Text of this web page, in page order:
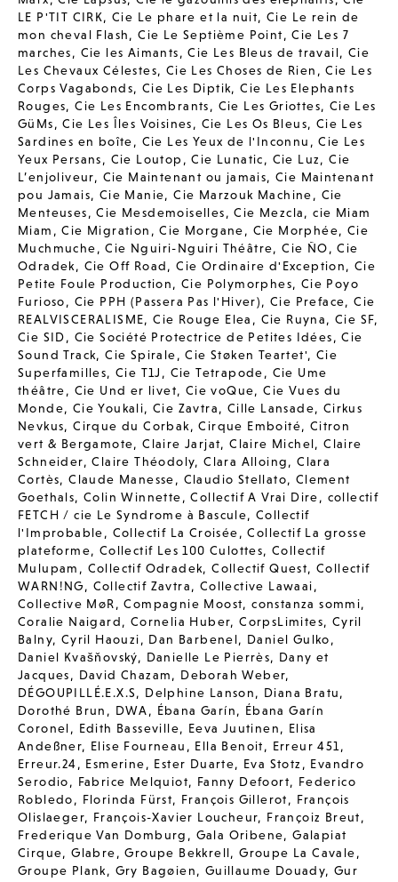
LE P'TIT CIRK,Cie Le phare et la nuit,Cie Le rein de
mon cheval Flash,Cie Le Septième Point,Cie Les 7
marches, Cie les Aimants,Cie Les Bleus de travail, Cie
Les Chevaux Célestes, Cie Les Choses de Rien ,Cie Les
Corps Vagabonds, Cie Les Diptik,Cie Les Elephants
Rouges,Cie Les Encombrants, Cie Les Griottes, Cie Les
GüMs,Cie Les Îles Voisines, Cie Les Os Bleus, Cie Les
Sardines en boîte, Cie Les Yeux de l'Inconnu ,Cie Les
Yeux Persans, Cie Loutop ,Cie Lunatic, Cie Luz,Cie
L’enjoliveur, Cie Maintenant ou jamais,Cie Maintenant
pou Jamais, Cie Manie,Cie Marzouk Machine, Cie
Menteuses,Cie Mesdemoiselles,Cie Mezcla,cie Miam
Miam ,Cie Migration ,Cie Morgane, Cie Morphée, Cie
Muchmuche,Cie Nguiri-Nguiri Théâtre,Cie ÑO,Cie
Odradek, Cie Off Road,Cie Ordinaire d'Exception,Cie
Petite Foule Production,Cie Polymorphes, Cie Poyo
Furioso, Cie PPH (Passera Pas l'Hiver),Cie Preface,Cie
REALVISCERALISME,Cie Rouge Elea , Cie Ruyna,Cie SF,
Cie SID, Cie Société Protectrice de Petites Idées,Cie
Sound Track,Cie Spirale,Cie Støken Teartet', Cie
Superfamilles,Cie T1J , Cie Tetrapode, Cie Ume
théâtre, Cie Und er livet, Cie voQue,Cie Vues du
Monde, Cie Youkali,Cie Zavtra, Cille Lansade, Cirkus
Nevkus,Cirque du Corbak,Cirque Emboité, Citron
vert & Bergamote,Claire Jarjat,Claire Michel,Claire
Schneider,Claire Théodoly,Clara Alloing,Clara
Cortès,Claude Manesse, Claudio Stellato, Clement
Goethals,Colin Winnette,Collectif A Vrai Dire, collectif
FETCH / cie Le Syndrome à Bascule,Collectif
l'Improbable, Collectif La Croisée,Collectif La grosse
plateforme, Collectif Les 100 Culottes,Collectif
Mulupam , Collectif Odradek,Collectif Quest,Collectif
WARN!NG, Collectif Zavtra, Collective Lawaai,
Collective MøR,Compagnie Moost,constanza sommi,
Coralie Naigard, Cornelia Huber,CorpsLimites, Cyril
Balny, Cyril Haouzi, Dan Barbenel, Daniel Gulko,
Daniel Kvašňovský, Danielle Le Pierrès, Dany et
Jacques, David Chazam, Deborah Weber,
DÉGOUPILLÉ.E.X.S, Delphine Lanson, Diana Bratu,
Dorothé Brun , DWA, Ébana Garín, Ébana Garín
Coronel, Edith Basseville, Eeva Juutinen, Elisa
Andeßner, Elise Fourneau , Ella Benoit, Erreur 451,
Erreur.24, Esmerine, Ester Duarte, Eva Stotz , Evandro
Serodio, Fabrice Melquiot, Fanny Defoort, Federico
Robledo, Florinda Fürst, François Gillerot, François
Olislaeger, François-Xavier Loucheur, Françoiz Breut,
Frederique Van Domburg , Gala Oribene,Galapiat
Cirque,Glabre,Groupe Bekkrell,Groupe La Cavale,
Groupe Plank, Gry Bagøien, Guillaume Douady,Gur